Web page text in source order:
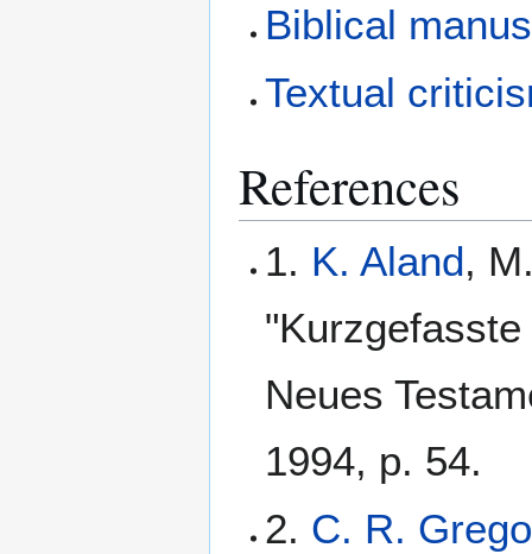
Biblical
Textual
References
1. K. Aland,
Neues
1994, p. 54.
2. C. R.